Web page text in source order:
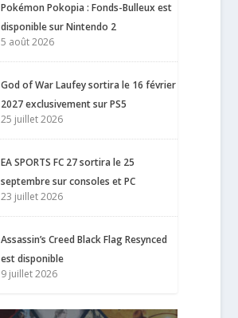
Pokémon Pokopia : Fonds-Bulleux est
disponible sur Nintendo 2
5 août 2026
God of War Laufey sortira le 16 février
2027 exclusivement sur PS5
25 juillet 2026
EA SPORTS FC 27 sortira le 25
septembre sur consoles et PC
23 juillet 2026
Assassin’s Creed Black Flag Resynced
est disponible
9 juillet 2026